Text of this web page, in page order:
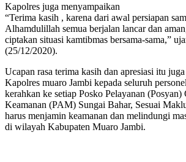
Kapolres juga menyampaikan
“Terima kasih , karena dari awal persiapan
Alhamdulillah semua berjalan lancar dan
ciptakan situasi kamtibmas bersama-sama,”
(25/12/2020).
Ucapan rasa terima kasih dan apresiasi itu
Kapolres muaro Jambi kepada seluruh
kerahkan ke setiap Posko Pelayanan
Keamanan (PAM) Sungai Bahar, Sesuai
harus menjamin keamanan dan melindungi
di wilayah Kabupaten Muaro Jambi.